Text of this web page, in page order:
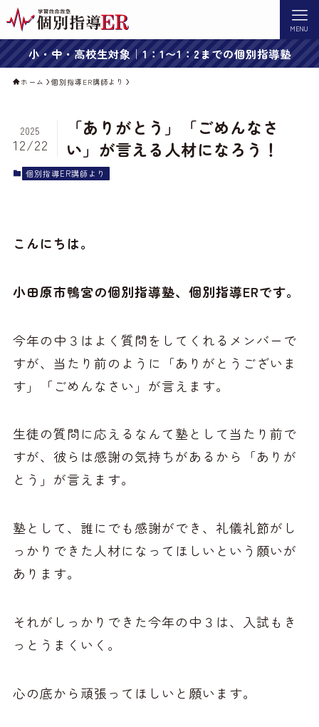
MENU
小・中・高校生対象｜1：1〜1：2までの個別指導塾
ホーム 個別指導ER講師より
「ありがとう」「ごめんなさ
い」が言える人材になろう！
2025
12/22
個別指導ER講師より
こんにちは。
小田原市鴨宮の個別指導塾、個別指導ERです。
今年の中３はよく質問をしてくれるメンバーで
すが、当たり前のように「ありがとうございま
す」「ごめんなさい」が言えます。
生徒の質問に応えるなんて塾として当たり前で
すが、彼らは感謝の気持ちがあるから「ありが
とう」が言えます。
塾として、誰にでも感謝ができ、礼儀礼節がし
っかりできた人材になってほしいという願いが
あります。
それがしっかりできた今年の中３は、入試もき
っとうまくいく。
心の底から頑張ってほしいと願います。